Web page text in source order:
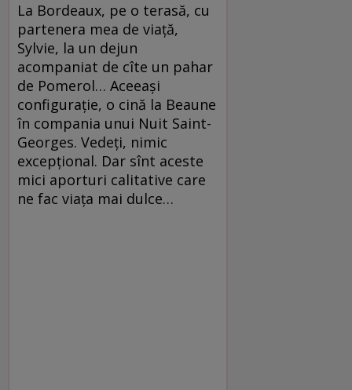
La Bordeaux, pe o terasă, cu
partenera mea de viață,
Sylvie, la un dejun
acompaniat de cîte un pahar
de Pomerol… Aceeași
configurație, o cină la Beaune
în compania unui Nuit Saint-
Georges. Vedeți, nimic
excepțional. Dar sînt aceste
mici aporturi calitative care
ne fac viața mai dulce…